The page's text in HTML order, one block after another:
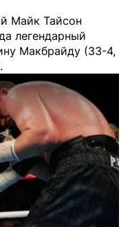
Майк Тайсон
легендарный
Макбрайду (33-4,
видео YouTube